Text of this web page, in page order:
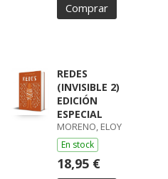
Comprar
REDES
(INVISIBLE 2)
EDICIÓN
ESPECIAL
MORENO, ELOY
En stock
18,95 €